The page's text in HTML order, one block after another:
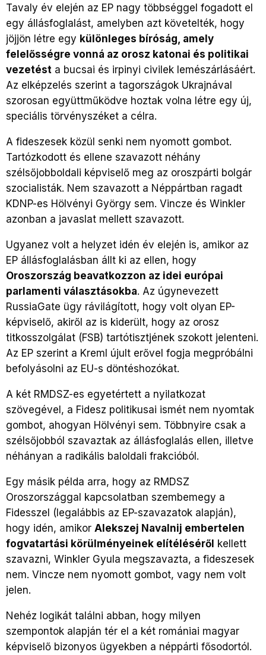
Tavaly év elején az EP nagy többséggel fogadott el
egy állásfoglalást, amelyben azt követelték, hogy
jöjjön létre egy különleges bíróság, amely
felelősségre vonná az orosz katonai és politikai
vezetést a bucsai és irpinyi civilek lemészárlásáért.
Az elképzelés szerint a tagországok Ukrajnával
szorosan együttműködve hoztak volna létre egy új,
speciális törvényszéket a célra.
A fideszesek közül senki nem nyomott gombot.
Tartózkodott és ellene szavazott néhány
szélsőjobboldali képviselő meg az oroszpárti bolgár
szocialisták. Nem szavazott a Néppártban ragadt
KDNP-es Hölvényi György sem. Vincze és Winkler
azonban a javaslat mellett szavazott.
Ugyanez volt a helyzet idén év elején is, amikor az
EP állásfoglalásban állt ki az ellen, hogy
Oroszország beavatkozzon az idei európai
parlamenti választásokba. Az úgynevezett
RussiaGate ügy rávilágított, hogy volt olyan EP-
képviselő, akiről az is kiderült, hogy az orosz
titkosszolgálat (FSB) tartótisztjének szokott jelenteni.
Az EP szerint a Kreml újult erővel fogja megpróbálni
befolyásolni az EU-s döntéshozókat.
A két RMDSZ-es egyetértett a nyilatkozat
szövegével, a Fidesz politikusai ismét nem nyomtak
gombot, ahogyan Hölvényi sem. Többnyire csak a
szélsőjobból szavaztak az állásfoglalás ellen, illetve
néhányan a radikális baloldali frakcióból.
Egy másik példa arra, hogy az RMDSZ
Oroszországgal kapcsolatban szembemegy a
Fidesszel (legalábbis az EP-szavazatok alapján),
hogy idén, amikor Alekszej Navalnij embertelen
fogvatartási körülményeinek elítéléséről kellett
szavazni, Winkler Gyula megszavazta, a fideszesek
nem. Vincze nem nyomott gombot, vagy nem volt
jelen.
Nehéz logikát találni abban, hogy milyen
szempontok alapján tér el a két romániai magyar
képviselő bizonyos ügyekben a néppárti fősodortól.